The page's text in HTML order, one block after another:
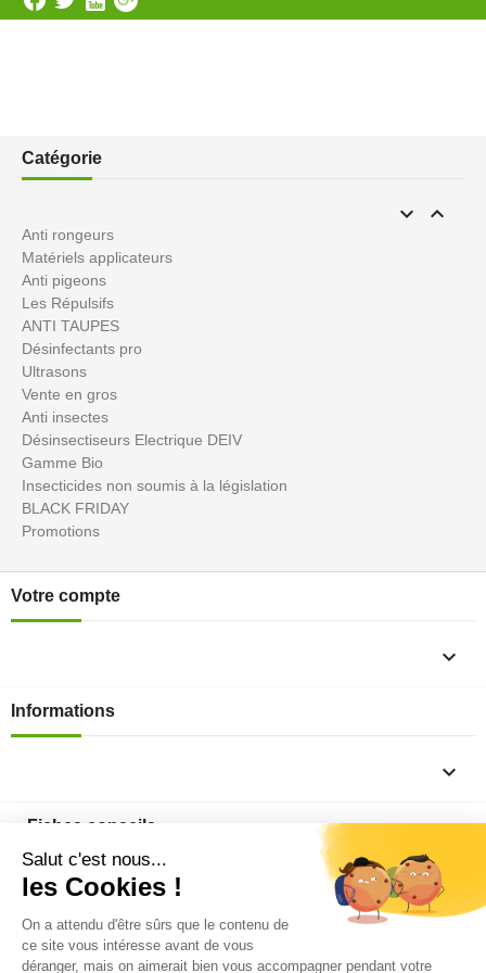
Catégorie
 
Anti rongeurs
Matériels applicateurs
Anti pigeons
Les Répulsifs
ANTI TAUPES
Désinfectants pro
Ultrasons
Vente en gros
Anti insectes
Désinsectiseurs Electrique DEIV
Gamme Bio
Insecticides non soumis à la législation
BLACK FRIDAY
Promotions
Votre compte

Informations

Fiches conseils

Insecte